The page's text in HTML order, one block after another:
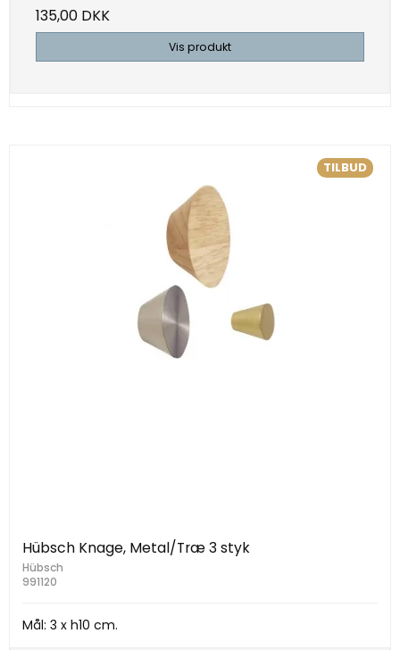
135,00 DKK
Vis produkt
TILBUD
Hübsch Knage, Metal/Træ 3 styk
Hübsch
991120
Mål: 3 x h10 cm.